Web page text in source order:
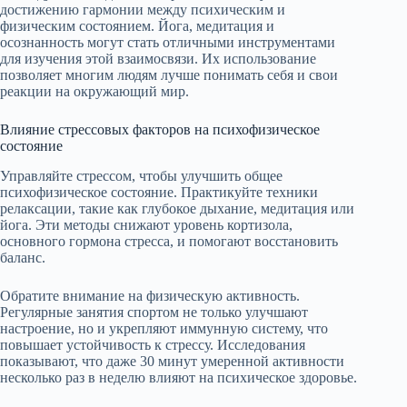
достижению гармонии между психическим и
физическим состоянием. Йога, медитация и
осознанность могут стать отличными инструментами
для изучения этой взаимосвязи. Их использование
позволяет многим людям лучше понимать себя и свои
реакции на окружающий мир.
Влияние стрессовых факторов на психофизическое
состояние
Управляйте стрессом, чтобы улучшить общее
психофизическое состояние. Практикуйте техники
релаксации, такие как глубокое дыхание, медитация или
йога. Эти методы снижают уровень кортизола,
основного гормона стресса, и помогают восстановить
баланс.
Обратите внимание на физическую активность.
Регулярные занятия спортом не только улучшают
настроение, но и укрепляют иммунную систему, что
повышает устойчивость к стрессу. Исследования
показывают, что даже 30 минут умеренной активности
несколько раз в неделю влияют на психическое здоровье.